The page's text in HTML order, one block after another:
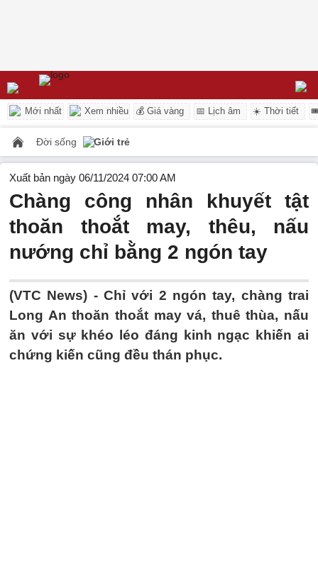
Mới nhất Xem nhiều 💰 Giá vàng 📅 Lịch âm ☀️ Thời tiết
Đời sống Giới trẻ
Xuất bản ngày 06/11/2024 07:00 AM
Chàng công nhân khuyết tật
thoăn thoắt may, thêu, nấu
nướng chỉ bằng 2 ngón tay
(VTC News) - Chỉ với 2 ngón tay, chàng trai
Long An thoăn thoắt may vá, thuê thùa, nấu
ăn với sự khéo léo đáng kinh ngạc khiến ai
chứng kiến cũng đều thán phục.